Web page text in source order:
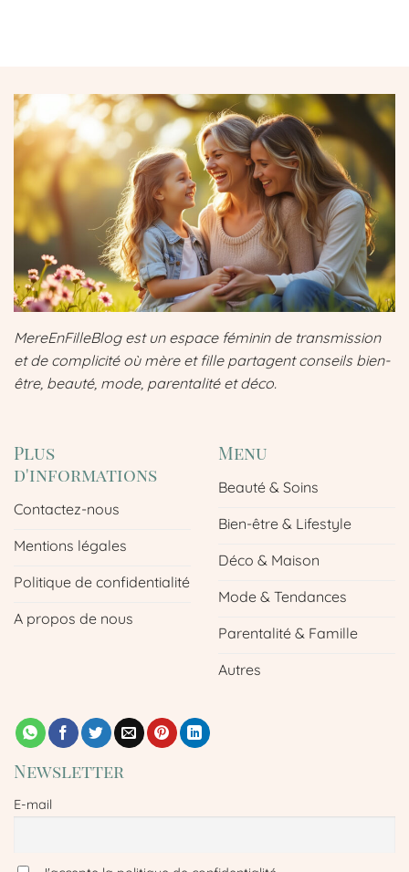
MereEnFilleBlog est un espace féminin de transmission
et de complicité où mère et fille partagent conseils bien-
être, beauté, mode, parentalité et déco.
Plus
d'informations
Contactez-nous
Mentions légales
Politique de confidentialité
A propos de nous
Menu
Beauté & Soins
Bien-être & Lifestyle
Déco & Maison
Mode & Tendances
Parentalité & Famille
Autres
Newsletter
E-mail